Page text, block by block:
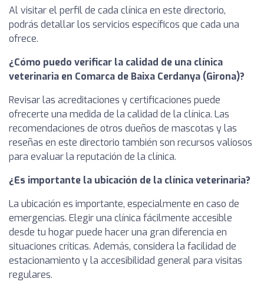
Al visitar el perfil de cada clínica en este directorio,
podrás detallar los servicios específicos que cada una
ofrece.
¿Cómo puedo verificar la calidad de una clínica
veterinaria en Comarca de Baixa Cerdanya (Girona)?
Revisar las acreditaciones y certificaciones puede
ofrecerte una medida de la calidad de la clínica. Las
recomendaciones de otros dueños de mascotas y las
reseñas en este directorio también son recursos valiosos
para evaluar la reputación de la clínica.
¿Es importante la ubicación de la clínica veterinaria?
La ubicación es importante, especialmente en caso de
emergencias. Elegir una clínica fácilmente accesible
desde tu hogar puede hacer una gran diferencia en
situaciones críticas. Además, considera la facilidad de
estacionamiento y la accesibilidad general para visitas
regulares.